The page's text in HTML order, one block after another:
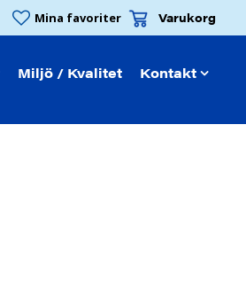
Mina favoriter Varukorg
Miljö / Kvalitet Kontakt